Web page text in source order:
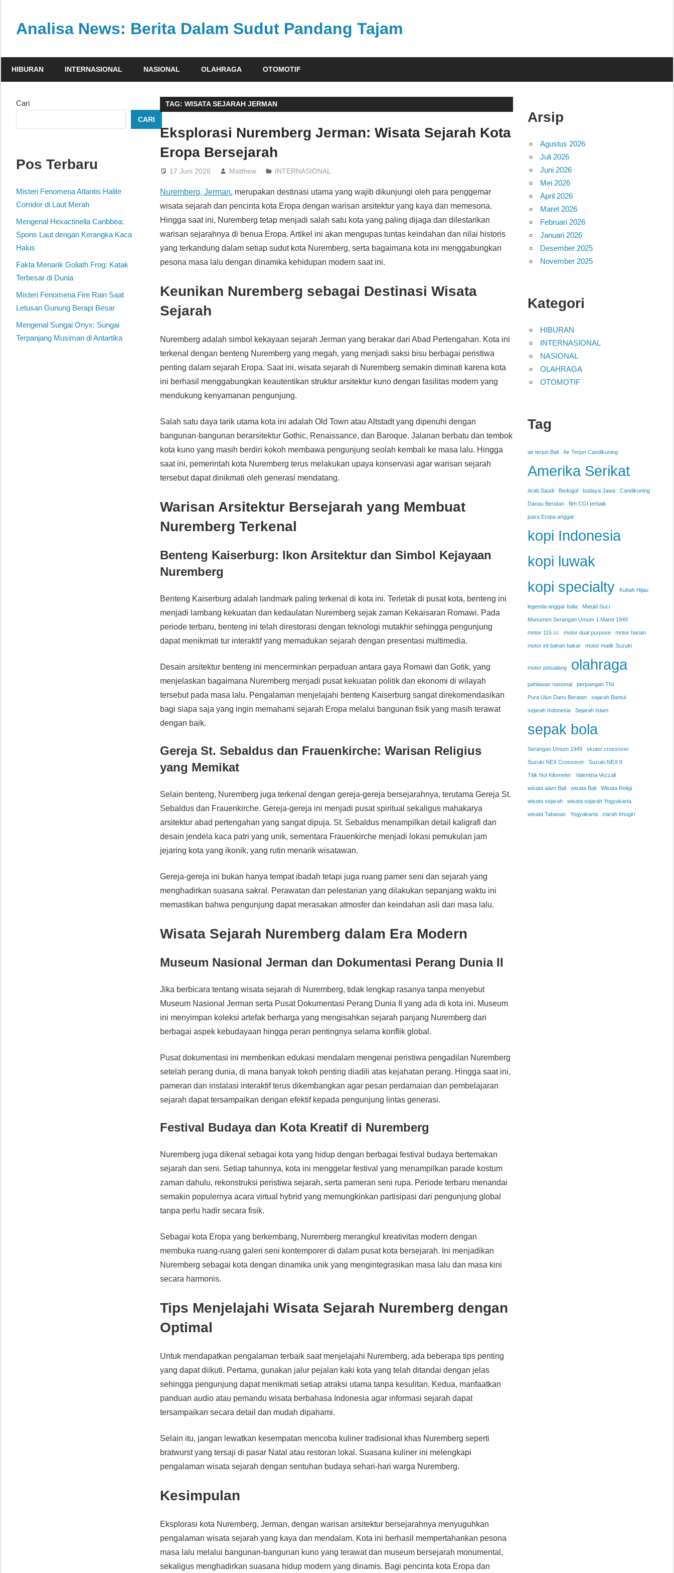
contentAnalisa News: Berita Dalam Sudut Pandang Tajam
dan
dari
politik,
HIBURAN INTERNASIONAL NASIONAL OLAHRAGA OTOMOTIF
TAG:WISATA SEJARAH JERMAN
Eksplorasi Nuremberg Jerman: Wisata Sejarah Kota
Eropa Bersejarah
17 Juni 2026 Matthew INTERNASIONAL
Nuremberg, Jerman, merupakan destinasi utama yang wajib dikunjungi oleh para penggemar
wisata sejarah dan pencinta kota Eropa dengan warisan arsitektur yang kaya dan memesona.
Hingga saat ini, Nuremberg tetap menjadi salah satu kota yang paling dijaga dan dilestarikan
warisan sejarahnya di benua Eropa. Artikel ini akan mengupas tuntas keindahan dan nilai historis
yang terkandung dalam setiap sudut kota Nuremberg, serta bagaimana kota ini menggabungkan
pesona masa lalu dengan dinamika kehidupan modern saat ini.
Keunikan Nuremberg sebagai Destinasi Wisata
Sejarah
Nuremberg adalah simbol kekayaan sejarah Jerman yang berakar dari Abad Pertengahan. Kota ini
terkenal dengan benteng Nuremberg yang megah, yang menjadi saksi bisu berbagai peristiwa
penting dalam sejarah Eropa. Saat ini, wisata sejarah di Nuremberg semakin diminati karena kota
ini berhasil menggabungkan keautentikan struktur arsitektur kuno dengan fasilitas modern yang
mendukung kenyamanan pengunjung.
Salah satu daya tarik utama kota ini adalah Old Town atau Altstadt yang dipenuhi dengan
bangunan-bangunan berarsitektur Gothic, Renaissance, dan Baroque. Jalanan berbatu dan tembok
kota kuno yang masih berdiri kokoh membawa pengunjung seolah kembali ke masa lalu. Hingga
saat ini, pemerintah kota Nuremberg terus melakukan upaya konservasi agar warisan sejarah
tersebut dapat dinikmati oleh generasi mendatang.
Warisan Arsitektur Bersejarah yang Membuat
Nuremberg Terkenal
Benteng Kaiserburg: Ikon Arsitektur dan Simbol Kejayaan
Nuremberg
Benteng Kaiserburg adalah landmark paling terkenal di kota ini. Terletak di pusat kota, benteng ini
menjadi lambang kekuatan dan kedaulatan Nuremberg sejak zaman Kekaisaran Romawi. Pada
periode terbaru, benteng ini telah direstorasi dengan teknologi mutakhir sehingga pengunjung
dapat menikmati tur interaktif yang memadukan sejarah dengan presentasi multimedia.
Desain arsitektur benteng ini mencerminkan perpaduan antara gaya Romawi dan Gotik, yang
menjelaskan bagaimana Nuremberg menjadi pusat kekuatan politik dan ekonomi di wilayah
tersebut pada masa lalu. Pengalaman menjelajahi benteng Kaiserburg sangat direkomendasikan
bagi siapa saja yang ingin memahami sejarah Eropa melalui bangunan fisik yang masih terawat
dengan baik.
Gereja St. Sebaldus dan Frauenkirche: Warisan Religius
yang Memikat
Selain benteng, Nuremberg juga terkenal dengan gereja-gereja bersejarahnya, terutama Gereja St.
Sebaldus dan Frauenkirche. Gereja-gereja ini menjadi pusat spiritual sekaligus mahakarya
arsitektur abad pertengahan yang sangat dipuja. St. Sebaldus menampilkan detail kaligrafi dan
desain jendela kaca patri yang unik, sementara Frauenkirche menjadi lokasi pemukulan jam
jejaring kota yang ikonik, yang rutin menarik wisatawan.
Gereja-gereja ini bukan hanya tempat ibadah tetapi juga ruang pamer seni dan sejarah yang
menghadirkan suasana sakral. Perawatan dan pelestarian yang dilakukan sepanjang waktu ini
memastikan bahwa pengunjung dapat merasakan atmosfer dan keindahan asli dari masa lalu.
Wisata Sejarah Nuremberg dalam Era Modern
Museum Nasional Jerman dan Dokumentasi Perang Dunia II
Jika berbicara tentang wisata sejarah di Nuremberg, tidak lengkap rasanya tanpa menyebut
Museum Nasional Jerman serta Pusat Dokumentasi Perang Dunia II yang ada di kota ini. Museum
ini menyimpan koleksi artefak berharga yang mengisahkan sejarah panjang Nuremberg dari
berbagai aspek kebudayaan hingga peran pentingnya selama konflik global.
Pusat dokumentasi ini memberikan edukasi mendalam mengenai peristiwa pengadilan Nuremberg
setelah perang dunia, di mana banyak tokoh penting diadili atas kejahatan perang. Hingga saat ini,
pameran dan instalasi interaktif terus dikembangkan agar pesan perdamaian dan pembelajaran
sejarah dapat tersampaikan dengan efektif kepada pengunjung lintas generasi.
Festival Budaya dan Kota Kreatif di Nuremberg
Nuremberg juga dikenal sebagai kota yang hidup dengan berbagai festival budaya bertemakan
sejarah dan seni. Setiap tahunnya, kota ini menggelar festival yang menampilkan parade kostum
zaman dahulu, rekonstruksi peristiwa sejarah, serta pameran seni rupa. Periode terbaru menandai
semakin populernya acara virtual hybrid yang memungkinkan partisipasi dari pengunjung global
tanpa perlu hadir secara fisik.
Sebagai kota Eropa yang berkembang, Nuremberg merangkul kreativitas modern dengan
membuka ruang-ruang galeri seni kontemporer di dalam pusat kota bersejarah. Ini menjadikan
Nuremberg sebagai kota dengan dinamika unik yang mengintegrasikan masa lalu dan masa kini
secara harmonis.
Tips Menjelajahi Wisata Sejarah Nuremberg dengan
Optimal
Untuk mendapatkan pengalaman terbaik saat menjelajahi Nuremberg, ada beberapa tips penting
yang dapat diikuti. Pertama, gunakan jalur pejalan kaki kota yang telah ditandai dengan jelas
sehingga pengunjung dapat menikmati setiap atraksi utama tanpa kesulitan. Kedua, manfaatkan
panduan audio atau pemandu wisata berbahasa Indonesia agar informasi sejarah dapat
tersampaikan secara detail dan mudah dipahami.
Selain itu, jangan lewatkan kesempatan mencoba kuliner tradisional khas Nuremberg seperti
bratwurst yang tersaji di pasar Natal atau restoran lokal. Suasana kuliner ini melengkapi
pengalaman wisata sejarah dengan sentuhan budaya sehari-hari warga Nuremberg.
Kesimpulan
Eksplorasi kota Nuremberg, Jerman, dengan warisan arsitektur bersejarahnya menyuguhkan
pengalaman wisata sejarah yang kaya dan mendalam. Kota ini berhasil mempertahankan pesona
masa lalu melalui bangunan-bangunan kuno yang terawat dan museum bersejarah monumental,
sekaligus menghadirkan suasana hidup modern yang dinamis. Bagi pencinta kota Eropa dan
Cari
CARI
Pos Terbaru
Misteri Fenomena Atlantis Halite
Corridor di Laut Merah
Mengenal Hexactinella Caribbea:
Spons Laut dengan Kerangka Kaca
Halus
Fakta Menarik Goliath Frog: Katak
Terbesar di Dunia
Misteri Fenomena Fire Rain Saat
Letusan Gunung Berapi Besar
Mengenal Sungai Onyx: Sungai
Terpanjang Musiman di Antartika
Arsip
Agustus 2026
Juli 2026
Juni 2026
Mei 2026
April 2026
Maret 2026
Februari 2026
Januari 2026
Desember 2025
November 2025
Kategori
HIBURAN
INTERNASIONAL
NASIONAL
OLAHRAGA
OTOMOTIF
Tag
air terjun Bali Air Terjun Candikuning
Amerika Serikat
Arab Saudi Bedugul budaya Jawa Candikuning
Danau Beratan film CGI terbaik
juara Eropa anggar
kopi Indonesia
kopi luwak
kopi specialty
Kubah Hijau
legenda anggar Italia Masjid Suci
Monumen Serangan Umum 1 Maret 1949
motor 115 cc motor dual purpose motor harian
motor irit bahan bakar motor matik Suzuki
motor petualang olahraga
pahlawan nasional perjuangan TNI
Pura Ulun Danu Beratan sejarah Bantul
sejarah Indonesia Sejarah Islam
sepak bola
Serangan Umum 1949 skuter crossover
Suzuki NEX Crossover Suzuki NEX II
Titik Nol Kilometer Valentina Vezzali
wisata alam Bali wisata Bali Wisata Religi
wisata sejarah wisata sejarah Yogyakarta
wisata Tabanan Yogyakarta ziarah Imogiri